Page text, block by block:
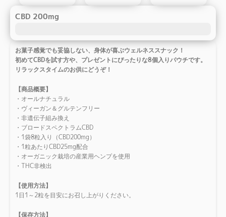
CBD 200mg
お菓子感覚でも妥協しない、身体が喜ぶウェルネススナック！
初めてCBDを試す方や、プレゼントにぴったりな8個入りパウチです。
リラックスタイムのお供にどうぞ！
【商品概要】
・オールナチュラル
・ヴィーガン＆グルテンフリー
・非遺伝子組み換え
・ブロードスペクトラムCBD
・1袋8粒入り（CBD200mg）
・1粒あたりCBD25mg配合
・オーガニック栽培の産業用ヘンプを使用
・THC非検出
【使用方法】
1日1～2粒を目安にお召し上がりください。
【保存方法】